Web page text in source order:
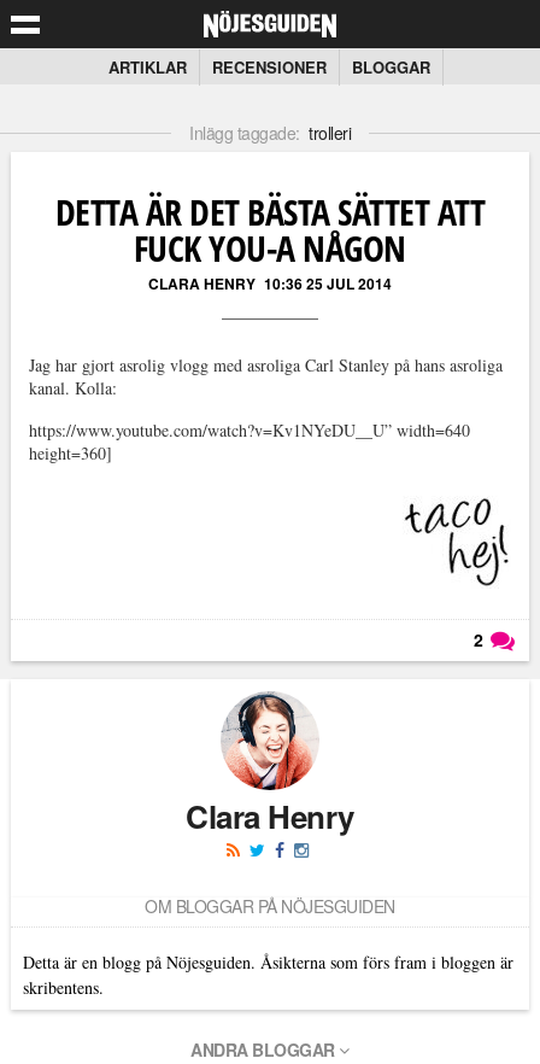
ARTIKLAR RECENSIONER BLOGGAR
Inlägg taggade: trolleri
DETTA ÄR DET BÄSTA SÄTTET ATT
FUCK YOU-A NÅGON
CLARA HENRY 10:36 25 JUL 2014
Jag har gjort asrolig vlogg med asroliga Carl Stanley på hans asroliga
kanal. Kolla:
https://www.youtube.com/watch?v=Kv1NYeDU__U” width=640
height=360]
2
Clara Henry
OM BLOGGAR PÅ NÖJESGUIDEN
Detta är en blogg på Nöjesguiden. Åsikterna som förs fram i bloggen är
skribentens.
ANDRA BLOGGAR